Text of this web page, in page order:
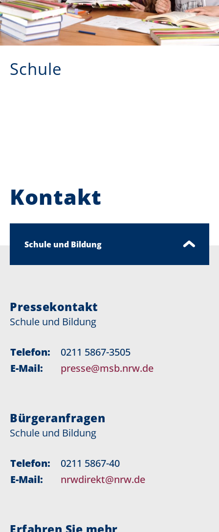
Schule
Kontakt
Schule und Bildung
Pressekontakt
Schule und Bildung
Telefon:
0211 5867-3505
E-Mail:
presse@msb.nrw.de
Bürgeranfragen
Schule und Bildung
Telefon:
0211 5867-40
E-Mail:
nrwdirekt@nrw.de